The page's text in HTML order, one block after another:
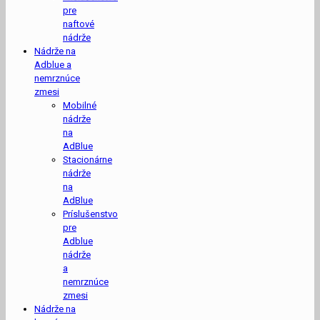
pre
naftové
nádrže
Nádrže na
Adblue a
nemrznúce
zmesi
Mobilné
nádrže
na
AdBlue
Stacionárne
nádrže
na
AdBlue
Príslušenstvo
pre
Adblue
nádrže
a
nemrznúce
zmesi
Nádrže na